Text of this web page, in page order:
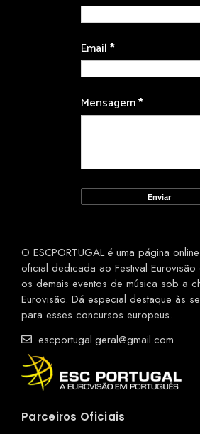
Email*
Mensagem*
O ESCPORTUGAL é uma página
oficial dedicada ao Festival
os demais eventos de música sob a
Eurovisão. Dá especial destaque às
para esses concursos europeus.
escportugal.geral@gmail.com
Parceiros Oficiais